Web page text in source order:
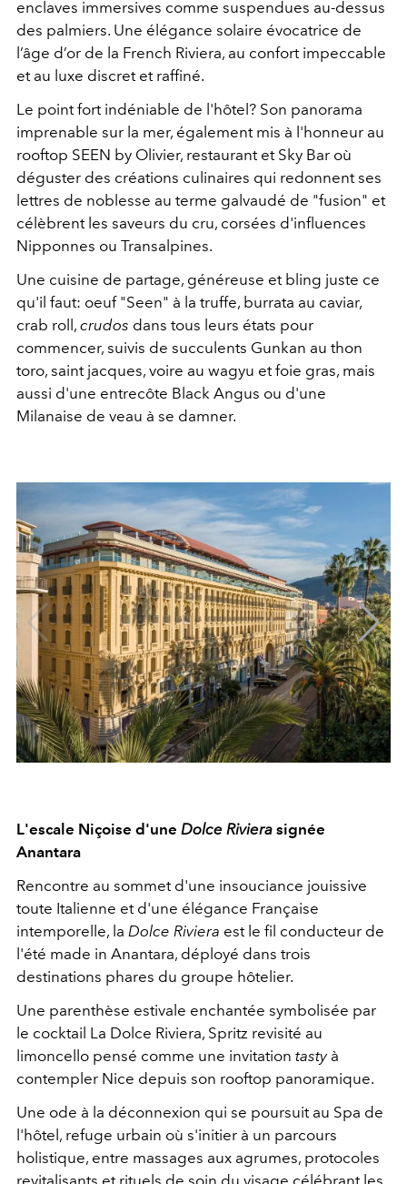
enclaves immersives comme suspendues au-dessus
des palmiers. Une élégance solaire évocatrice de
l’âge d’or de la French Riviera, au confort impeccable
et au luxe discret et raffiné.
Le point fort indéniable de l'hôtel? Son panorama
imprenable sur la mer, également mis à l'honneur au
rooftop SEEN by Olivier, restaurant et Sky Bar où
déguster des créations culinaires qui redonnent ses
lettres de noblesse au terme galvaudé de "fusion" et
célèbrent les saveurs du cru, corsées d'influences
Nipponnes ou Transalpines.
Une cuisine de partage, généreuse et bling juste ce
qu'il faut: oeuf "Seen" à la truffe, burrata au caviar,
crab roll, crudos dans tous leurs états pour
commencer, suivis de succulents Gunkan au thon
toro, saint jacques, voire au wagyu et foie gras, mais
aussi d'une entrecôte Black Angus ou d'une
Milanaise de veau à se damner.
L'escale Niçoise d'une Dolce Riviera signée
Anantara
Rencontre au sommet d'une insouciance jouissive
toute Italienne et d'une élégance Française
intemporelle, la Dolce Riviera est le fil conducteur de
l'été made in Anantara, déployé dans trois
destinations phares du groupe hôtelier.
Une parenthèse estivale enchantée symbolisée par
le cocktail La Dolce Riviera, Spritz revisité au
limoncello pensé comme une invitation tastyà
contempler Nice depuis son rooftop panoramique.
Une ode à la déconnexion qui se poursuit au Spa de
l'hôtel, refuge urbain où s'initier à un parcours
holistique, entre massages aux agrumes, protocoles
revitalisants et rituels de soin du visage célébrant les